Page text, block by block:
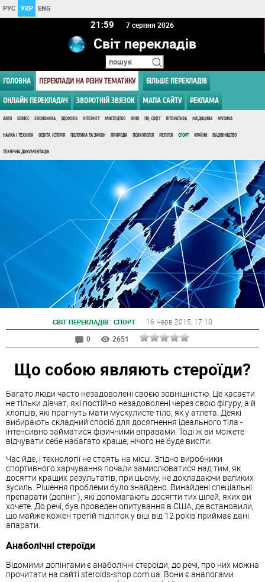
РУС УКР ENG
21 59 7 серпня 2026
Світ перекладів
ГОЛОВНА ПЕРЕКЛАДИ НА РІЗНУ ТЕМАТИКУ БІЛЬШЕ ПЕРЕКЛАДІВ
ОНЛАЙН ПЕРЕКЛАДАЧ ЗВОРОТНІЙ ЗВЯЗОК МАПА САЙТУ РЕКЛАМА
АВТО БІЗНЕС ЕКОНОМІКА ЗДОРОВ'Я ІНТЕРНЕТ МИСТЕЦТВО КІНО ПК, СОФТ ЛІТЕРАТУРА МЕДИЦИНА МУЗИКА
НАУКА І ТЕХНІКА ОСВІТА, ІСТОРІЯ ПОЛІТИКА ТА ЗАКОН ПРИРОДА ПСИХОЛОГІЯ РЕЛІГІЯ СПОРТ КРАЇНИ БУДІВНИЦТВО
ТЕХНІЧНА ДОКУМЕНТАЦІЯ
СВІТ ПЕРЕКЛАДІВ : СПОРТ 16 Черв 2015 , 17:10
0
2651
Що собою являють стероїди?
Багато люди часто незадоволені своєю зовнішністю. Це касаєти
не тільки дівчат, які постійно незадоволені через свою фігуру, а й
хлопців, які прагнуть мати мускулисте тіло, як у атлета. Деякі
вибирають складний спосіб для досягнення ідеального тіла -
інтенсивно займатися фізичними вправами. Тоді ж ви можете
відчувати себе набагато краще, нічого не буде висіти.
Час йде, і технології не стоять на місці. Згідно виробники
спортивного харчування почали замислюватися над тим, як
досягти кращих результатів, при цьому, не докладаючи великих
зусиль. Рішення проблеми було знайдено. Винайдені спеціальні
препарати (допінг ), які допомагають досягти тих цілей, яких ви
хочете. До речі, був проведен опитування в США, де встановили,
що майже кожен третій підліток у віці від 12 років приймає дані
апарати.
Анаболічні стероїди
Відомими допінгами є анаболічні стероїди, до речі, про них можна
прочитати на сайті steroids-shop.com.ua. Вони є аналогами